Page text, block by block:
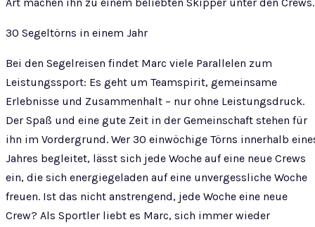
30 Segeltörns in einem Jahr
Bei den Segelreisen findet Marc viele Parallelen zum
Leistungssport: Es geht um Teamspirit, gemeinsame
Erlebnisse und Zusammenhalt – nur ohne Leistungsdruck.
Der Spaß und eine gute Zeit in der Gemeinschaft stehen für
ihn im Vordergrund. Wer 30 einwöchige Törns innerhalb
Jahres begleitet, lässt sich jede Woche auf eine neue Crews
ein, die sich energiegeladen auf eine unvergessliche Woche
freuen. Ist das nicht anstrengend, jede Woche eine neue
Crew? Als Sportler liebt es Marc, sich immer wieder